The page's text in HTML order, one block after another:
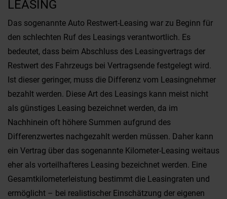
LEASING
Das sogenannte Auto Restwert-Leasing war zu Beginn für
den schlechten Ruf des Leasings verantwortlich. Es
bedeutet, dass beim Abschluss des Leasingvertrags der
Restwert des Fahrzeugs bei Vertragsende festgelegt wird.
Ist dieser geringer, muss die Differenz vom Leasingnehmer
bezahlt werden. Diese Art des Leasings kann meist nicht
als günstiges Leasing bezeichnet werden, da im
Nachhinein oft höhere Summen aufgrund des
Differenzwertes nachgezahlt werden müssen. Daher kann
ein Vertrag über das sogenannte Kilometer-Leasing weitaus
eher als vorteilhafteres Leasing bezeichnet werden. Eine
Gesamtkilometerleistung bestimmt die Leasingraten und
ermöglicht – bei realistischer Einschätzung der eigenen